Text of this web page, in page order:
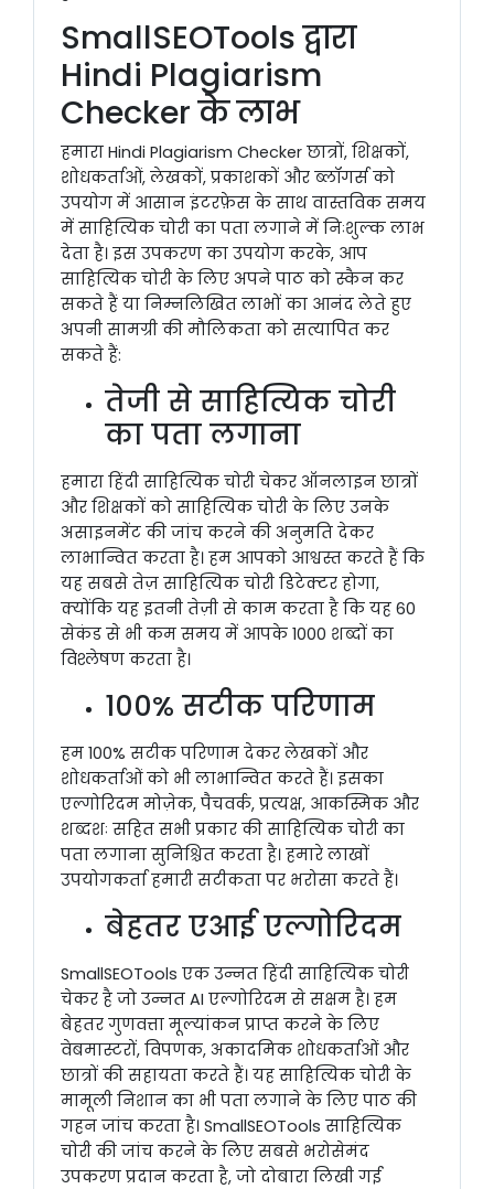
SmallSEOTools द्वारा
Hindi Plagiarism
Checker के लाभ
हमारा Hindi Plagiarism Checker छात्रों, शिक्षकों,
शोधकर्ताओं, लेखकों, प्रकाशकों और ब्लॉगर्स को
उपयोग में आसान इंटरफ़ेस के साथ वास्तविक समय
में साहित्यिक चोरी का पता लगाने में निःशुल्क लाभ
देता है। इस उपकरण का उपयोग करके, आप
साहित्यिक चोरी के लिए अपने पाठ को स्कैन कर
सकते हैं या निम्नलिखित लाभों का आनंद लेते हुए
अपनी सामग्री की मौलिकता को सत्यापित कर
सकते हैं:
तेजी से साहित्यिक चोरी
का पता लगाना
हमारा हिंदी साहित्यिक चोरी चेकर ऑनलाइन छात्रों
और शिक्षकों को साहित्यिक चोरी के लिए उनके
असाइनमेंट की जांच करने की अनुमति देकर
लाभान्वित करता है। हम आपको आश्वस्त करते हैं कि
यह सबसे तेज़ साहित्यिक चोरी डिटेक्टर होगा,
क्योंकि यह इतनी तेज़ी से काम करता है कि यह 60
सेकंड से भी कम समय में आपके 1000 शब्दों का
विश्लेषण करता है।
100% सटीक परिणाम
हम 100% सटीक परिणाम देकर लेखकों और
शोधकर्ताओं को भी लाभान्वित करते हैं। इसका
एल्गोरिदम मोज़ेक, पैचवर्क, प्रत्यक्ष, आकस्मिक और
शब्दशः सहित सभी प्रकार की साहित्यिक चोरी का
पता लगाना सुनिश्चित करता है। हमारे लाखों
उपयोगकर्ता हमारी सटीकता पर भरोसा करते हैं।
बेहतर एआई एल्गोरिदम
SmallSEOTools एक उन्नत हिंदी साहित्यिक चोरी
चेकर है जो उन्नत AI एल्गोरिदम से सक्षम है। हम
बेहतर गुणवत्ता मूल्यांकन प्राप्त करने के लिए
वेबमास्टरों, विपणक, अकादमिक शोधकर्ताओं और
छात्रों की सहायता करते हैं। यह साहित्यिक चोरी के
मामूली निशान का भी पता लगाने के लिए पाठ की
गहन जांच करता है। SmallSEOTools साहित्यिक
चोरी की जांच करने के लिए सबसे भरोसेमंद
उपकरण प्रदान करता है, जो दोबारा लिखी गई